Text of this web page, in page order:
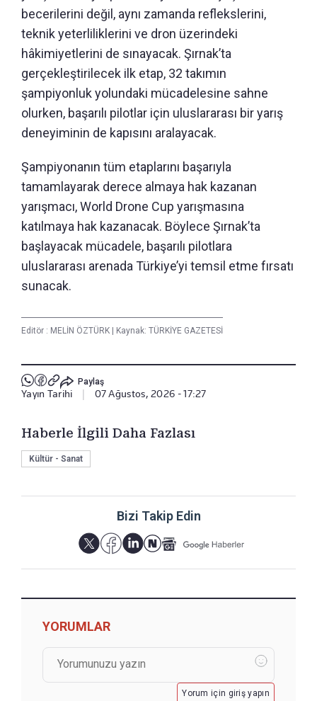
becerilerini değil, aynı zamanda reflekslerini,
teknik yeterliliklerini ve dron üzerindeki
hâkimiyetlerini de sınayacak. Şırnak’ta
gerçekleştirilecek ilk etap, 32 takımın
şampiyonluk yolundaki mücadelesine sahne
olurken, başarılı pilotlar için uluslararası bir yarış
deneyiminin de kapısını aralayacak.
Şampiyonanın tüm etaplarını başarıyla
tamamlayarak derece almaya hak kazanan
yarışmacı, World Drone Cup yarışmasına
katılmaya hak kazanacak. Böylece Şırnak’ta
başlayacak mücadele, başarılı pilotlara
uluslararası arenada Türkiye’yi temsil etme fırsatı
sunacak.
Editör : MELİN ÖZTÜRK Kaynak: TÜRKİYE GAZETESİ
Paylaş
Yayın Tarihi 07 Ağustos, 2026 - 17:27
Haberle İlgili Daha Fazlası
Kültür - Sanat
Bizi Takip Edin
YORUMLAR
Yorum için giriş yapın